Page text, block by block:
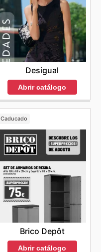
Desigual
Abrir catálogo
Caducado
Brico Depôt
Abrir catálogo